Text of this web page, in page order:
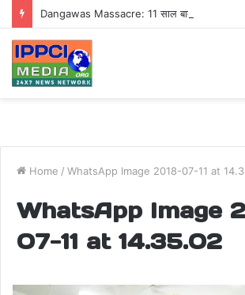
Home / WhatsApp Image 2018-07-11 at
WhatsApp Image
07-11 at 14.35.02